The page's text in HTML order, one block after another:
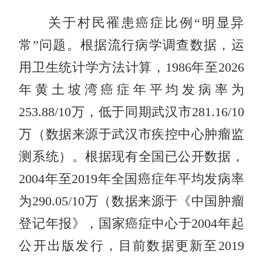
关于村民罹患癌症比例“明显异
常”问题。根据流行病学调查数据，运
用卫生统计学方法计算，1986年至2026
年黄土坡湾癌症年平均发病率为
253.88/10万，低于同期武汉市281.16/10
万（数据来源于武汉市疾控中心肿瘤监
测系统）。根据现有全国已公开数据，
2004年至2019年全国癌症年平均发病率
为290.05/10万（数据来源于《中国肿瘤
登记年报》，国家癌症中心于2004年起
公开出版发行，目前数据更新至2019